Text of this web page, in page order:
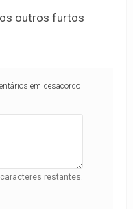
outros furtos
em desacordo
restantes.